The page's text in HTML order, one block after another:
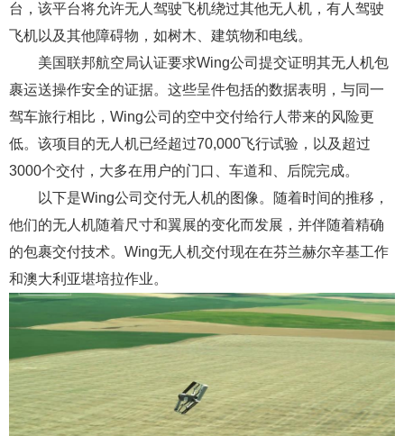
台，该平台将允许无人驾驶飞机绕过其他无人机，有人驾驶
飞机以及其他障碍物，如树木、建筑物和电线。
美国联邦航空局认证要求Wing公司提交证明其无人机包
裹运送操作安全的证据。这些呈件包括的数据表明，与同一
驾车旅行相比，Wing公司的空中交付给行人带来的风险更
低。该项目的无人机已经超过70,000飞行试验，以及超过
3000个交付，大多在用户的门口、车道和、后院完成。
以下是Wing公司交付无人机的图像。随着时间的推移，
他们的无人机随着尺寸和翼展的变化而发展，并伴随着精确
的包裹交付技术。Wing无人机交付现在在芬兰赫尔辛基工作
和澳大利亚堪培拉作业。